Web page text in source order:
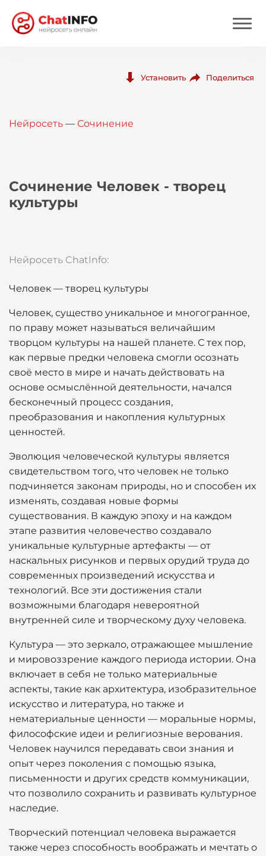
Вход
Установить Поделиться
Нейросеть — Сочинение
Сочинение Человек - творец
культуры
Нейросеть ChatInfo:
Человек — творец культуры
Человек, существо уникальное и многогранное,
по праву может называться величайшим
творцом культуры на нашей планете. С тех пор,
как первые предки человека смогли осознать
своё место в мире и начать действовать на
основе осмыслённой деятельности, начался
бесконечный процесс создания,
преобразования и накопления культурных
ценностей.
Эволюция человеческой культуры является
свидетельством того, что человек не только
подчиняется законам природы, но и способен их
изменять, создавая новые формы
существования. В каждую эпоху и на каждом
этапе развития человечество создавало
уникальные культурные артефакты — от
наскальных рисунков и первых орудий труда до
современных произведений искусства и
технологий. Все эти достижения стали
возможными благодаря невероятной
внутренней силе и творческому духу человека.
Культура — это зеркало, отражающее мышление
и мировоззрение каждого периода истории. Она
включает в себя не только материальные
аспекты, такие как архитектура, изобразительное
искусство и литература, но также и
нематериальные ценности — моральные нормы,
философские идеи и религиозные верования.
Человек научился передавать свои знания и
опыт через поколения с помощью языка,
письменности и других средств коммуникации,
что позволило сохранить и развивать культурное
наследие.
Творческий потенциал человека выражается
также через способность воображать и мечтать о